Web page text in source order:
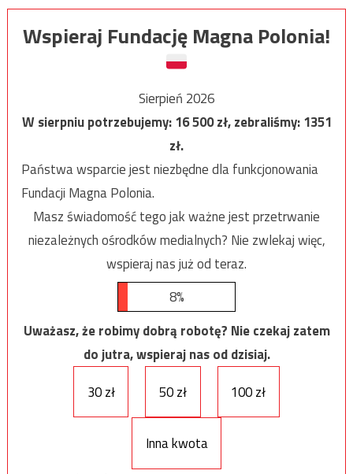
Wspieraj Fundację Magna Polonia!
Sierpień 2026
W sierpniu potrzebujemy:16 500zł, zebraliśmy:1351
zł.
Państwa wsparcie jest niezbędne dla funkcjonowania
Fundacji Magna Polonia.
Masz świadomość tego jak ważne jest przetrwanie
niezależnych ośrodków medialnych? Nie zwlekaj więc,
wspieraj nas już od teraz.
8%
Uważasz, że robimy dobrą robotę? Nie czekaj zatem
do jutra, wspieraj nas od dzisiaj.
30 zł
50 zł 100 zł
Inna kwota